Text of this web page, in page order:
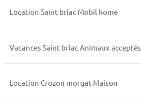
Location Saint briac Mobil home
Vacances Saint briac Animaux acceptés
Location Crozon morgat Maison